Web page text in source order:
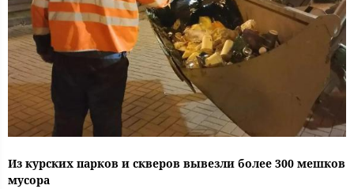
Из курских парков и скверов вывезли более 300 мешков
мусора